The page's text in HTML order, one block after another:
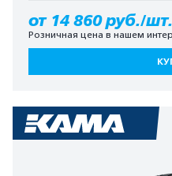
от 14 860 руб./шт.
Розничная цена в нашем